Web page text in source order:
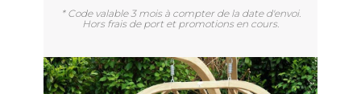
* Code valable 3 mois à compter de la date d'envoi.
Hors frais de port et promotions en cours.